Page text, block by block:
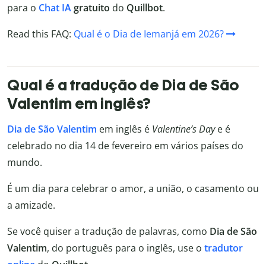
para o Chat IAgratuito do Quillbot.
Read this FAQ: Qual é o Dia de Iemanjá em 2026?
Qual é a tradução de Dia de São
Valentim em inglês?
Dia de São Valentim em inglês é Valentine’s Daye é
celebrado no dia 14 de fevereiro em vários países do
mundo.
É um dia para celebrar o amor, a união, o casamento ou
a amizade.
Se você quiser a tradução de palavras, como Dia de São
Valentim, do português para o inglês, use o tradutor